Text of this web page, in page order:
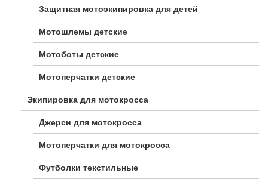
Защитная мотоэкипировка для детей
Мотошлемы детские
Мотоботы детские
Мотоперчатки детские
Экипировка для мотокросса
Джерси для мотокросса
Мотоперчатки для мотокросса
Футболки текстильные